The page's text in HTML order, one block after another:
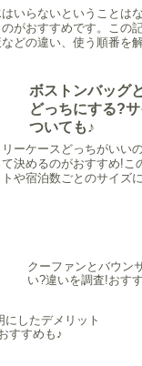
いらないということは
がおすすめです。この
どの違い、使う順番を
ボストンバッグ
どっちにする?
ついても♪
ーケースどっちがいい
決めるのがおすすめ!こ
や宿泊数ごとのサイズ
クーファンとバウン
い?違いを調査!おす
にしたデメリット
すすめも♪